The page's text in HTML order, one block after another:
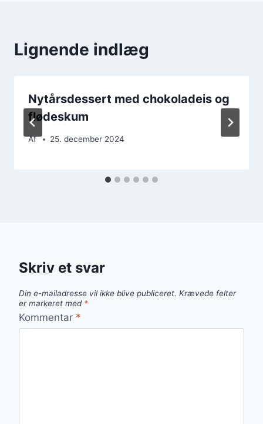
Lignende indlæg
Nytårsdessert med chokoladeis og
flødeskum
Af 25. december 2024
Skriv et svar
Din e-mailadresse vil ikke blive publiceret. Krævede felter
er markeret med *
Kommentar *